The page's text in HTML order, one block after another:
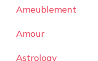
Ameublement
Amour
Astrology